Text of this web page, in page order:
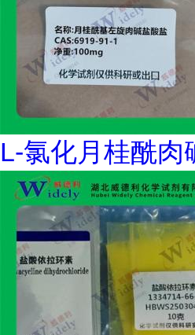
L-氯化月桂酰肉